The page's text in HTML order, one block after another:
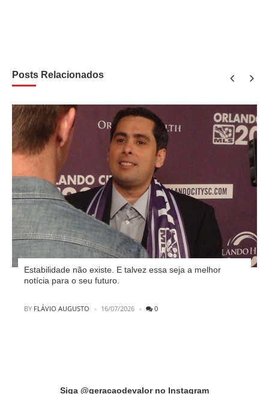
Posts Relacionados
Estabilidade não existe. E talvez essa seja a melhor
notícia para o seu futuro.
POSTED
BY FLÁVIO AUGUSTO 16/07/2026 0
Instagram did not return a 200.
Siga @geracaodevalor no Instagram